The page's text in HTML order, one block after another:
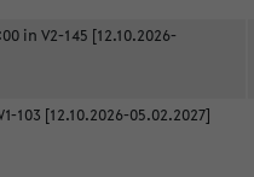
in V2-145 [12.10.2026-
103 [12.10.2026-05.02.2027]